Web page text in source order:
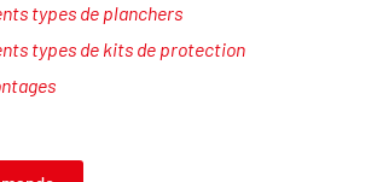
types de planchers
types de kits de protection